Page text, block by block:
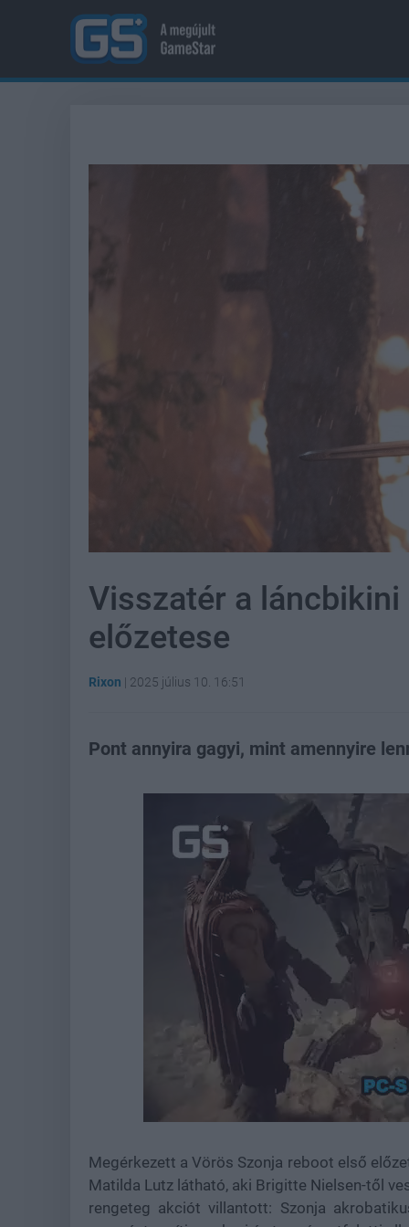
Visszatér a
előzetese
Rixon | 2025 július 10. 16:51
Pont annyira gagyi, mint amennyire
44.57%
Megérkezett a Vörös Szonja reboot első
Matilda Lutz látható, aki Brigitte Nielsen-től
rengeteg akciót villantott: Szonja